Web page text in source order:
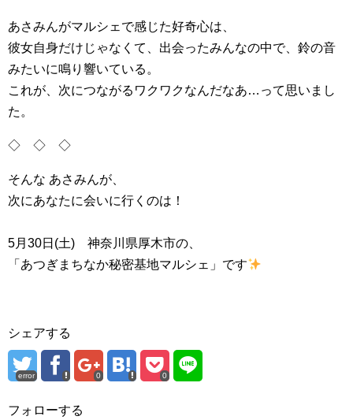
あさみんがマルシェで感じた好奇心は、
彼女自身だけじゃなくて、出会ったみんなの中で、鈴の音
みたいに鳴り響いている。
これが、次につながるワクワクなんだなあ…って思いまし
た。
◇ ◇ ◇
そんな あさみんが、
次にあなたに会いに行くのは！
5月30日(土) 神奈川県厚木市の、
「あつぎまちなか秘密基地マルシェ」です
シェアする
error 0 0
フォローする